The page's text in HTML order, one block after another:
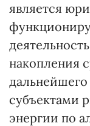
является
накопления
субъектами
энергии по